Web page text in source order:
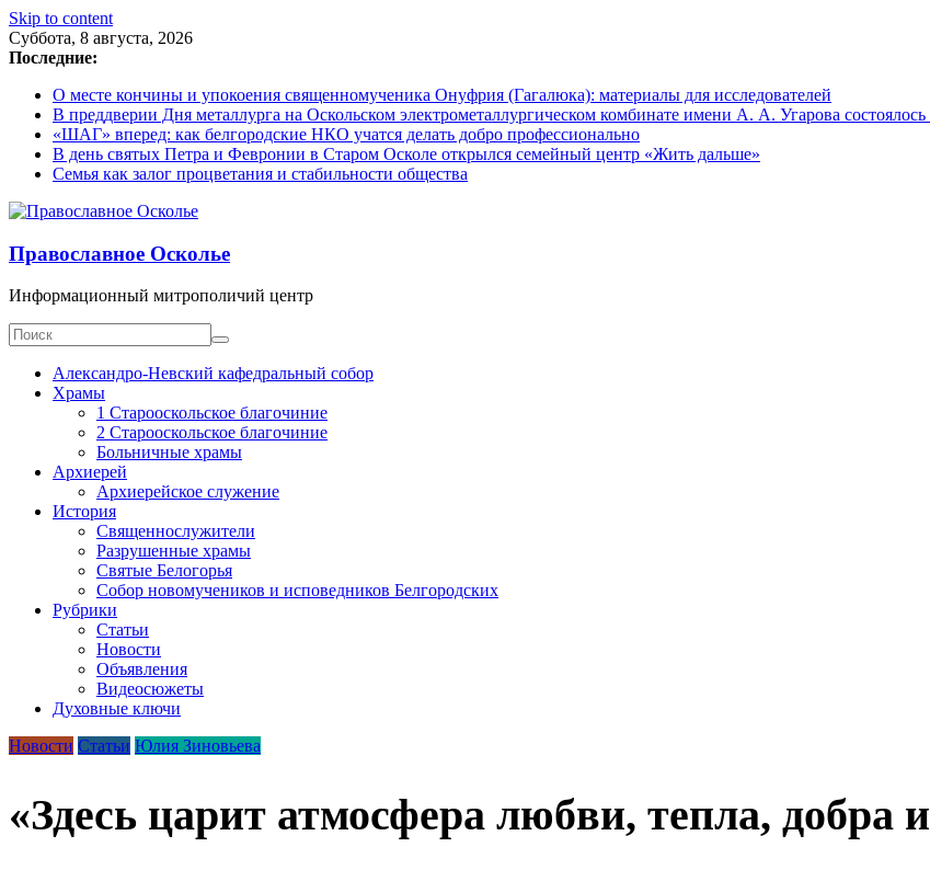
Skip to content
Суббота, 8 августа, 2026
Последние:
О месте кончины и упокоения священномученика Онуфрия (Гагалюка): материалы для исследователей
В преддверии Дня металлурга на Оскольском электрометаллургическом комбинате имени А. А. Угарова
«ШАГ» вперед: как белгородские НКО учатся делать добро профессионально
В день святых Петра и Февронии в Старом Осколе открылся семейный центр «Жить дальше»
Семья как залог процветания и стабильности общества
Православное Осколье
Информационный митрополичий центр
Александро-Невский кафедральный собор
Храмы
1 Старооскольское благочиние
2 Старооскольское благочиние
Больничные храмы
Архиерей
Архиерейское служение
История
Священнослужители
Разрушенные храмы
Святые Белогорья
Собор новомучеников и исповедников Белгородских
Рубрики
Статьи
Новости
Объявления
Видеосюжеты
Духовные ключи
Новости Статьи Юлия Зиновьева
«Здесь царит атмосфера любви, тепла, добра